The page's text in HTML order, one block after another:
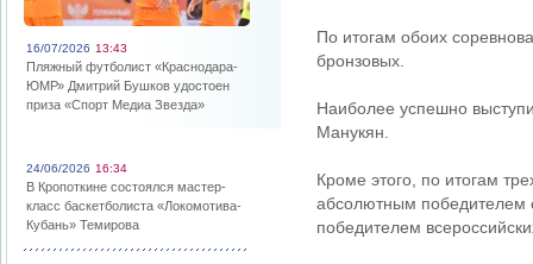
16/07/2026 13:43
Пляжный футболист «Краснодара-
ЮМР» Дмитрий Бушков удостоен
приза «Спорт Медиа Звезда»
24/06/2026 16:34
В Кропоткине состоялся мастер-
класс баскетболиста «Локомотива-
Кубань» Темирова
По итогам обоих
бронзовых.
Наиболее успешно
Манукян.
Кроме этого, по итогам
абсолютным победителем
победителем